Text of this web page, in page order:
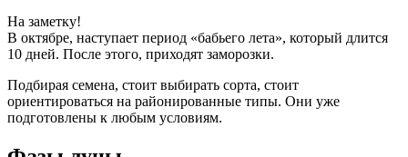
На заметку!
В октябре, наступает период «бабьего лета», который длится
10 дней. После этого, приходят заморозки.
Подбирая семена, стоит выбирать сорта, стоит
ориентироваться на районированные типы. Они уже
подготовлены к любым условиям.